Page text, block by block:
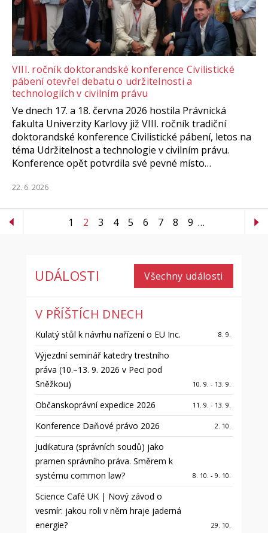
VIII. ročník doktorandské konference Civilistické
pábení otevřel debatu o udržitelnosti a
technologiích v civilním právu
Ve dnech 17. a 18. června 2026 hostila Právnická
fakulta Univerzity Karlovy již VIII. ročník tradiční
doktorandské konference Civilistické pábení, letos na
téma Udržitelnost a technologie v civilním právu.
Konference opět potvrdila své pevné místo…
22. 6. 2026
1 2 3 4 5 6 7 8 9 …
UDÁLOSTI Všechny události
V PŘÍŠTÍCH DNECH
Kulatý stůl k návrhu nařízení o EU Inc. 8. 9.
Výjezdní seminář katedry trestního
práva (10.–13. 9. 2026 v Peci pod
Sněžkou)
10. 9. - 13. 9.
Občanskoprávní expedice 2026 11. 9. - 13. 9.
Konference Daňové právo 2026 2. 10.
Judikatura (správních soudů) jako
pramen správního práva. Směrem k
systému common law?
8. 10. - 9. 10.
Science Café UK | Nový závod o
vesmír: jakou roli v něm hraje jaderná
energie?
29. 10.